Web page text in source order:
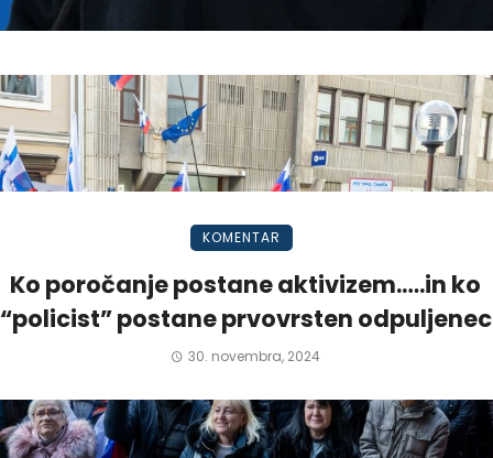
KOMENTAR
Ko poročanje postane aktivizem.….in ko
“policist” postane prvovrsten odpuljenec
30. novembra, 2024